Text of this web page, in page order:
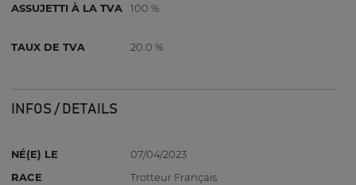
ASSUJETTI À LA TVA 100 %
TAUX DE TVA 20.0 %
INFOS / DETAILS
NÉ(E) LE
07/04/2023
RACE
Trotteur Français